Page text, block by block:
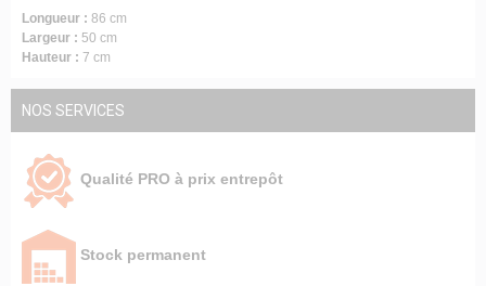
Longueur : 86 cm
Largeur : 50 cm
Hauteur : 7 cm
NOS SERVICES
Qualité PRO à prix entrepôt
Stock permanent